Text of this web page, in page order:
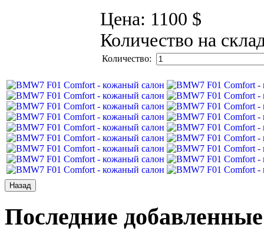
Цена: 1100 $
Количество на
Количество:
Последние добавленные